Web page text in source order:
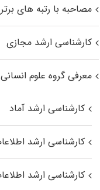
مصاحبه با رتبه های برتر
کارشناسی ارشد مجازی
معرفی گروه علوم
کارشناسی ارشد آماد
کارشناسی ارشد
کارشناسی ارشد